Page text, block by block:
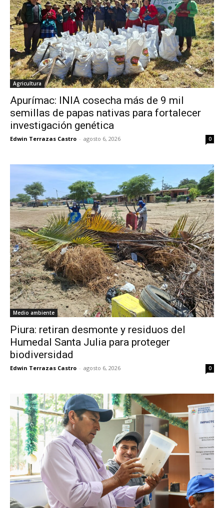
Agricultura
Apurímac: INIA cosecha más de 9 mil
semillas de papas nativas para fortalecer
investigación genética
Edwin Terrazas Castro - agosto 6, 2026 0
Medio ambiente
Piura: retiran desmonte y residuos del
Humedal Santa Julia para proteger
biodiversidad
Edwin Terrazas Castro - agosto 6, 2026 0